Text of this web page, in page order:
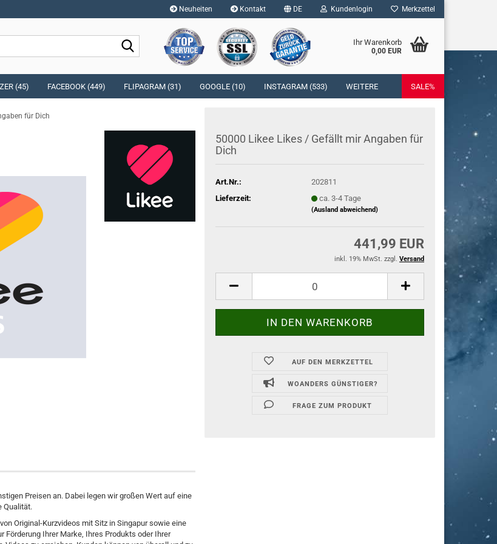
Neuheiten Kontakt DE
Sprache auswählen
Kundenlogin
E-Mail
Passwort vergessen?
Merkzettel
Ihr Warenkorb
0,00 EUR
(45) FACEBOOK (449) FLIPAGRAM (31) GOOGLE (10) INSTAGRAM (533) SALE%
WEITERE
für Dich
50000 Likee Likes / Ge­fällt mir An­ga­ben für
Dich
Art.Nr.:
202811
Lieferzeit:
ca. 3-4 Tage
(Ausland abweichend)
441,99 EUR
inkl. 19% MwSt. zzgl. Versand
AUF DEN MERKZETTEL
WOANDERS GÜNSTIGER?
FRAGE ZUM PRODUKT
Preisen an. Dabei legen wir großen Wert auf eine
Qualität.
Original-Kurzvideos mit Sitz in Singapur sowie eine
Förderung Ihrer Marke, Ihres Produkts oder Ihrer